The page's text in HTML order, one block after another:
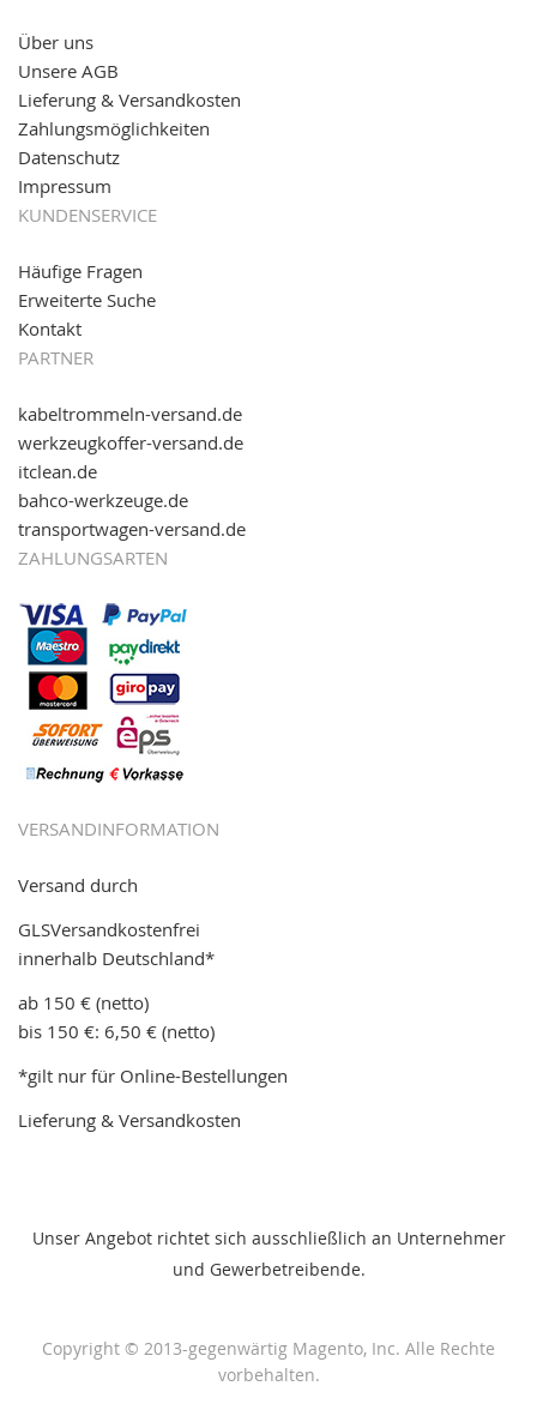
11.08.2016: Gerade entsteht unser "neuer"
Partnershop
Online-Shop für einfaches Transportieren. Einfach
reinschauen...
Über uns
Unsere AGB
Lieferung & Versandkosten
Zahlungsmöglichkeiten
Datenschutz
Impressum
KUNDENSERVICE
Häufige Fragen
Erweiterte Suche
Kontakt
PARTNER
kabeltrommeln-versand.de
werkzeugkoffer-versand.de
itclean.de
bahco-werkzeuge.de
transportwagen-versand.de
ZAHLUNGSARTEN
VERSANDINFORMATION
Versand durch
GLSVersandkostenfrei
innerhalb Deutschland*
ab 150 € (netto)
bis 150 €: 6,50 € (netto)
*gilt nur für Online-Bestellungen
Lieferung & Versandkosten
Unser Angebot richtet sich ausschließlich an Unternehmer
und Gewerbetreibende.
Copyright © 2013-gegenwärtig Magento, Inc. Alle Rechte
vorbehalten.